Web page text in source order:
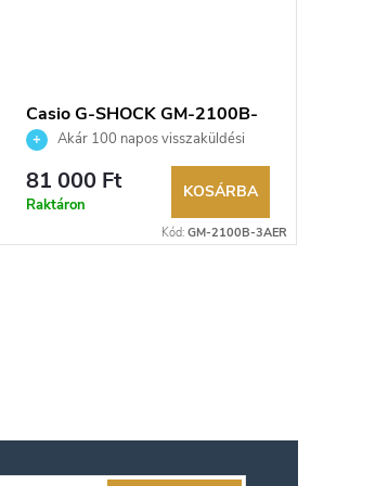
Casio G-SHOCK GM-2100B-
3AER karóra
Akár 100 napos visszaküldési
lehetőség. Hivatalos márkakereskedő.
81 000 Ft
Raktáron
KOSÁRBA
Kód: GM-2100B-3AER